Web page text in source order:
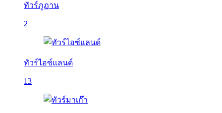
ทัวร์ภูฏาน
2
ทัวร์ไอซ์แลนด์
13